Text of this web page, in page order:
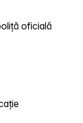
oficială